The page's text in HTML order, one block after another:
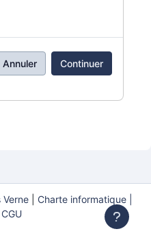
Annuler Continuer
|
Charte informatique |
CGU